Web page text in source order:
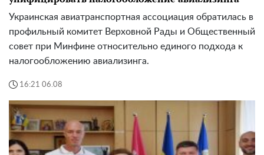
Украинская авиатранспортная ассоциация обратилась в
профильный комитет Верховной Рады и Общественный
совет при Минфине относительно единого подхода к
налогообложению авиализинга.
16:21 06.08